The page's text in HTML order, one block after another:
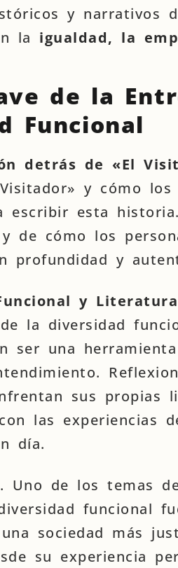
y narrativos
la igualdad, la
de la
Funcional
detrás de «El
y cómo
escribir esta
y de cómo los
profundidad y
y Literatura
la diversidad
ser una
sus propias
las experiencias
día.
. Uno de los temas
funcional
sociedad más
su experiencia